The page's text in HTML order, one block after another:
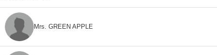
Mrs. GREEN APPLE